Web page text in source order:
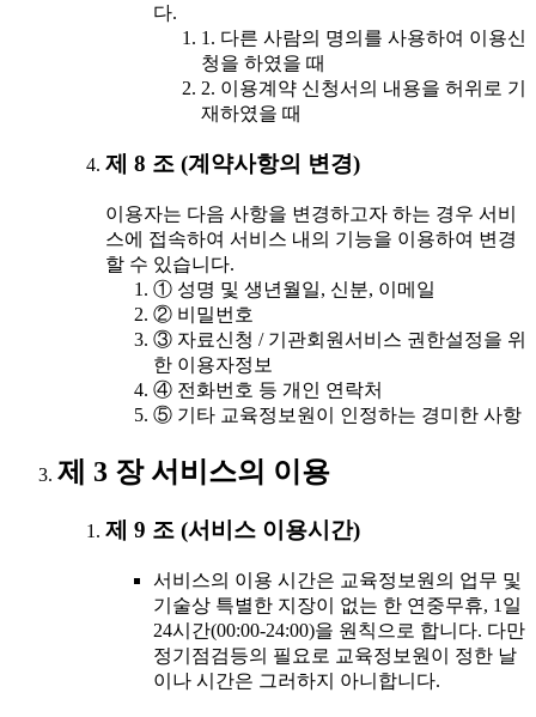
다.
1. 다른 사람의 명의를 사용하여 이용신
청을 하였을 때
2. 이용계약 신청서의 내용을 허위로 기
재하였을 때
제 8 조 (계약사항의 변경)
이용자는 다음 사항을 변경하고자 하는 경우 서비
스에 접속하여 서비스 내의 기능을 이용하여 변경
할 수 있습니다.
① 성명 및 생년월일, 신분, 이메일
② 비밀번호
③ 자료신청 / 기관회원서비스 권한설정을 위
한 이용자정보
④ 전화번호 등 개인 연락처
⑤ 기타 교육정보원이 인정하는 경미한 사항
제 3 장 서비스의 이용
제 9 조 (서비스 이용시간)
서비스의 이용 시간은 교육정보원의 업무 및
기술상 특별한 지장이 없는 한 연중무휴, 1일
24시간(00:00-24:00)을 원칙으로 합니다. 다만
정기점검등의 필요로 교육정보원이 정한 날
이나 시간은 그러하지 아니합니다.